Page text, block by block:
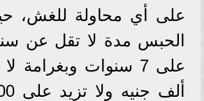
على أي محاولة للغش،
الحبس مدة لا تقل عن